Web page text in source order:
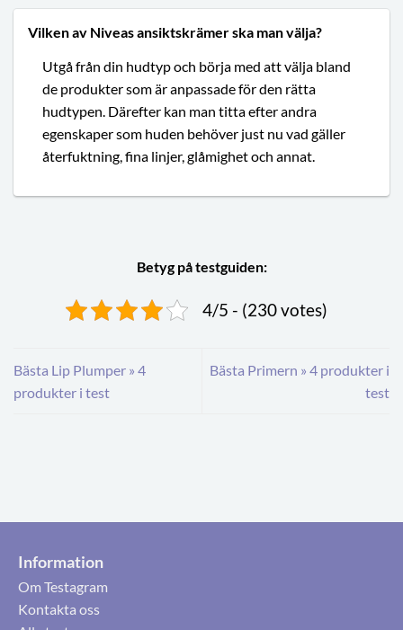
Vilken av Niveas ansiktskrämer ska man välja?
Utgå från din hudtyp och börja med att välja bland
de produkter som är anpassade för den rätta
hudtypen. Därefter kan man titta efter andra
egenskaper som huden behöver just nu vad gäller
återfuktning, fina linjer, glåmighet och annat.
Betyg på testguiden:
4/5 - (230 votes)
Bästa Lip Plumper » 4
produkter i test
Bästa Primern » 4 produkter i
test
Information
Om Testagram
Kontakta oss